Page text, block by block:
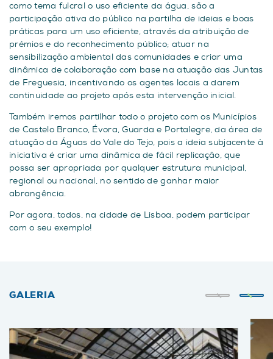
como tema fulcral o uso eficiente da água, são a
participação ativa do público na partilha de ideias e boas
práticas para um uso eficiente, através da atribuição de
prémios e do reconhecimento público; atuar na
sensibilização ambiental das comunidades e criar uma
dinâmica de colaboração com base na atuação das Juntas
de Freguesia, incentivando os agentes locais a darem
continuidade ao projeto após esta intervenção inicial.
Também iremos partilhar todo o projeto com os Municípios
de Castelo Branco, Évora, Guarda e Portalegre, da área de
atuação da Águas do Vale do Tejo, pois a ideia subjacente à
iniciativa é criar uma dinâmica de fácil replicação, que
possa ser apropriada por qualquer estrutura municipal,
regional ou nacional, no sentido de ganhar maior
abrangência.
Por agora, todos, na cidade de Lisboa, podem participar
com o seu exemplo!
GALERIA